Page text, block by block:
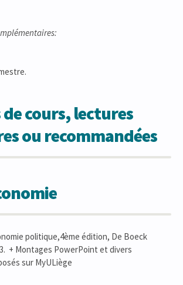
cours, lectures
ou recommandées
politique,4ème édition, De Boeck
+ Montages PowerPoint et divers
sur MyULiège